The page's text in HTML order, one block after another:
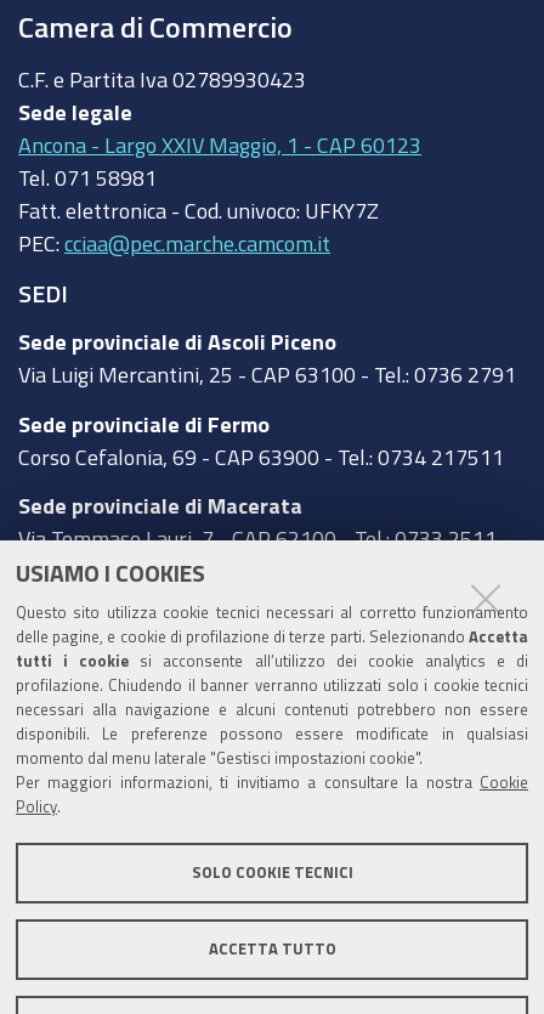
USIAMO I COOKIES
Questo sito utilizza cookie tecnici necessari al corretto funzionamento
delle pagine, e cookie di profilazione di terze parti. Selezionando Accetta
tutti i cookie si acconsente all’utilizzo dei cookie analytics e di
profilazione. Chiudendo il banner verranno utilizzati solo i cookie tecnici
necessari alla navigazione e alcuni contenuti potrebbero non essere
disponibili. Le preferenze possono essere modificate in qualsiasi
momento dal menu laterale "Gestisci impostazioni cookie".
Per maggiori informazioni, ti invitiamo a consultare la nostra Cookie
Policy
SOLO COOKIE TECNICI
ACCETTA TUTTO
Camera di Commercio
C.F. e Partita Iva 02789930423
Sede legale
Ancona - Largo XXIV Maggio, 1 - CAP 60123
Tel. 071 58981
Fatt. elettronica - Cod. univoco: UFKY7Z
PEC: cciaa@pec.marche.camcom.it
SEDI
Sede provinciale di Ascoli Piceno
Via Luigi Mercantini, 25 - CAP 63100 - Tel.: 0736 2791
Sede provinciale di Fermo
Corso Cefalonia, 69 - CAP 63900 - Tel.: 0734 217511
Sede provinciale di Macerata
Via Tommaso Lauri, 7 - CAP 62100 - Tel.: 0733 2511
Sede provinciale di Pesaro Urbino
Corso XI Settembre, 116 - CAP 61121 - Tel.: 0721
3571
TRASPARENZA
Amministrazione trasparente
Statistiche Web del sito (fonte Web Analytics Italia)
Contatti
Dichiarazione di accessibilità
Area riservata